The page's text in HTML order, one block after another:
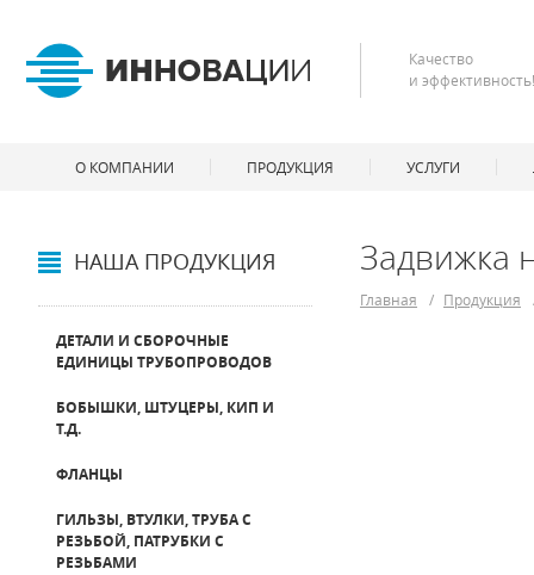
НАША ПРОДУКЦИЯ
ДЕТАЛИ И СБОРОЧНЫЕ
ЕДИНИЦЫ ТРУБОПРОВОДОВ
БОБЫШКИ, ШТУЦЕРЫ, КИП И
Т.Д.
ФЛАНЦЫ
ГИЛЬЗЫ, ВТУЛКИ, ТРУБА С
РЕЗЬБОЙ, ПАТРУБКИ С
РЕЗЬБАМИ
Задвижка
Главная / Продукция
Качество
и эффективность!
О КОМПАНИИ ПРОДУКЦИЯ УСЛУГИ